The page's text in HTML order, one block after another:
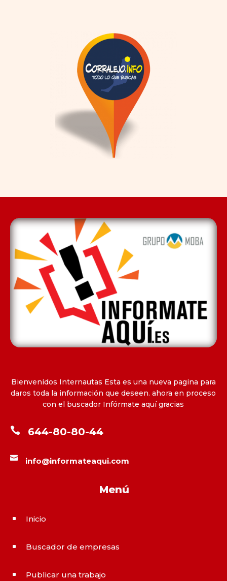
Bienvenidos Internautas Esta es una nueva pagina para
daros toda la información que deseen. ahora en proceso
con el buscador Infórmate aquí gracias
 644-80-80-44
 info@informateaqui.com
Menú
^ Inicio
^ Buscador de empresas
^ Publicar una trabajo